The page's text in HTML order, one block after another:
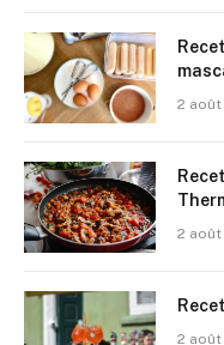
2 août
2 août
2 août